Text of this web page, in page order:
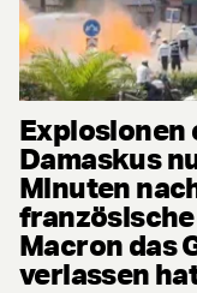
Damaskus
Minuten
Macron das
verlassen